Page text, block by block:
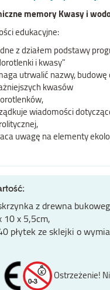
memory Kwasy i
edukacyjne:
z działem podstawy
i kwasy"
utrwalić nazwy, budowę
kwasów
wiadomości
uwagę na elementy
z drewna
10 x 5,5cm,
płytek ze sklejki o
Ostrzeżenie!